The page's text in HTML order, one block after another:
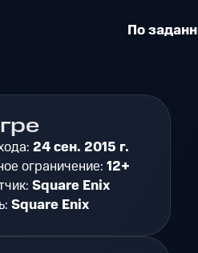
По
24 сен. 2015 г.
ограничение: 12+
Square Enix
Square Enix